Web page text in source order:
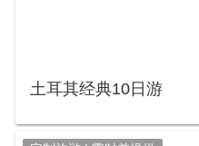
土耳其经典10日游